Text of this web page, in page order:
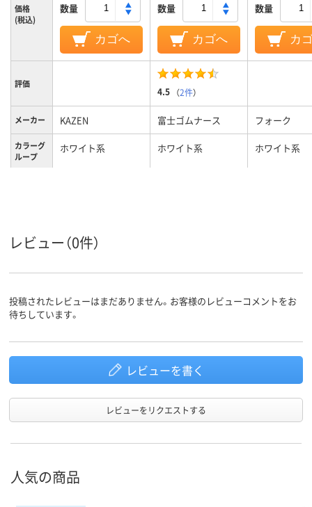
価格
(税込)
数量
カゴへ
数量
カゴへ
数量
カ
評価
4.5 （2件）
メーカー KAZEN 富士ゴムナース フォーク
カラーグ
ループ
ホワイト系 ホワイト系 ホワイト系
レビュー（0件）
投稿されたレビューはまだありません。お客様のレビューコメントをお
待ちしています。
レビューを書く
レビューをリクエストする
人気の商品